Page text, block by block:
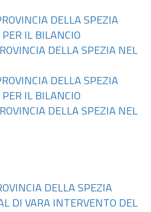
DELLA SPEZIA
IL BILANCIO
DELLA SPEZIA NEL
DELLA SPEZIA
IL BILANCIO
DELLA SPEZIA NEL
DELLA SPEZIA
DI VARA INTERVENTO DEL